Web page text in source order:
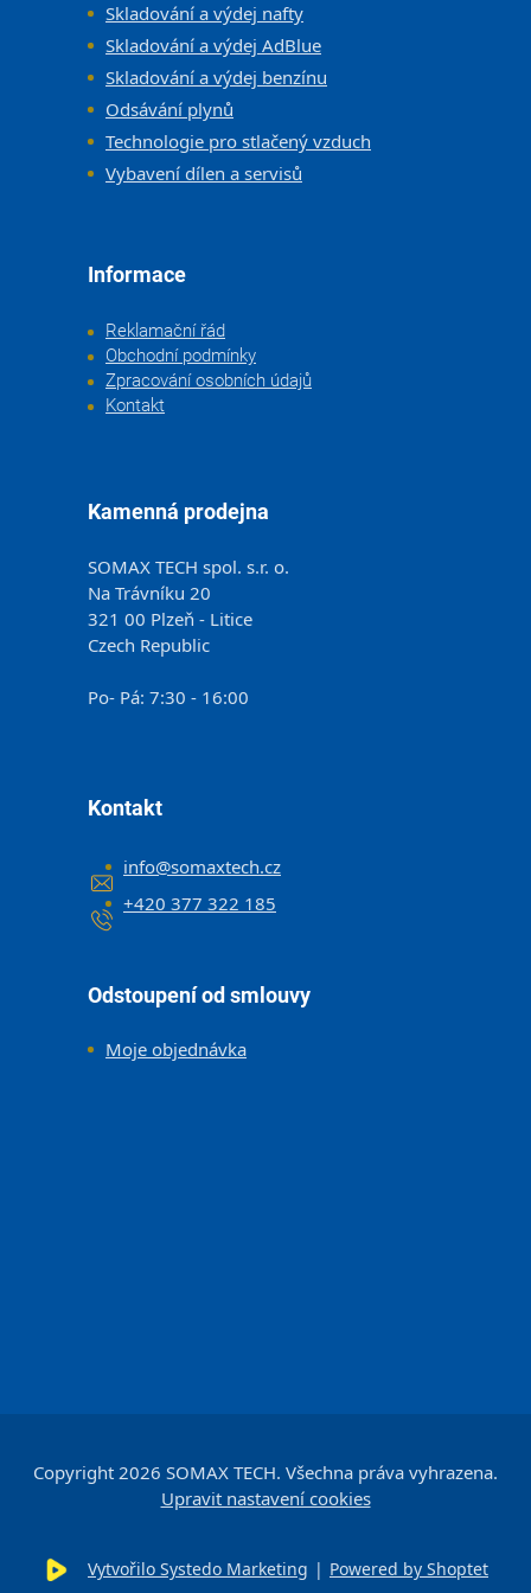
Skladování a výdej nafty
Skladování a výdej AdBlue
Skladování a výdej benzínu
Odsávání plynů
Technologie pro stlačený vzduch
Vybavení dílen a servisů
Informace
Reklamační řád
Obchodní podmínky
Zpracování osobních údajů
Kontakt
Kamenná prodejna
SOMAX TECH spol. s.r. o.
Na Trávníku 20
321 00 Plzeň - Litice
Czech Republic
Po- Pá: 7:30 - 16:00
Kontakt
info@somaxtech.cz
+420 377 322 185
Odstoupení od smlouvy
Moje objednávka
Vytvořilo Systedo Marketing | Powered by Shoptet
Copyright 2026 SOMAX TECH. Všechna práva vyhrazena.
Upravit nastavení cookies